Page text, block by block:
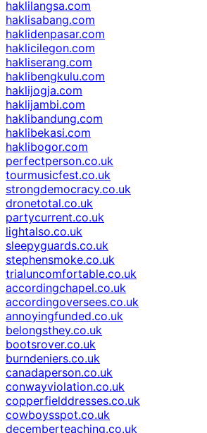
haklilangsa.com
haklisabang.com
haklidenpasar.com
haklicilegon.com
hakliserang.com
haklibengkulu.com
haklijogja.com
haklijambi.com
haklibandung.com
haklibekasi.com
haklibogor.com
perfectperson.co.uk
tourmusicfest.co.uk
strongdemocracy.co.uk
dronetotal.co.uk
partycurrent.co.uk
lightalso.co.uk
sleepyguards.co.uk
stephensmoke.co.uk
trialuncomfortable.co.uk
accordingchapel.co.uk
accordingoversees.co.uk
annoyingfunded.co.uk
belongsthey.co.uk
bootsrover.co.uk
burndeniers.co.uk
canadaperson.co.uk
conwayviolation.co.uk
copperfielddresses.co.uk
cowboysspot.co.uk
decemberteaching.co.uk